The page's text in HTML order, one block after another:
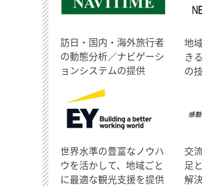
訪日・国内・海外旅行者
の動態分析／ナビゲーシ
ョンシステムの提供
地
き
の
世界水準の豊富なノウハ
ウを活かして、地域ごと
に最適な観光支援を提供
交
足
解